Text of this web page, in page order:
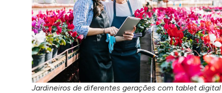
Jardineiros de diferentes gerações com tablet digital